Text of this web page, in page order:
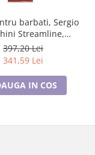
barbati, Sergio
Streamline,
ST.1.10210.1
397,20 Lei
341,59 Lei
IN COS